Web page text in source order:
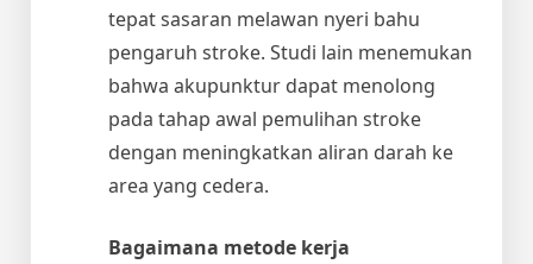
tepat sasaran melawan nyeri bahu
pengaruh stroke. Studi lain menemukan
bahwa akupunktur dapat menolong
pada tahap awal pemulihan stroke
dengan meningkatkan aliran darah ke
area yang cedera.
Bagaimana metode kerja